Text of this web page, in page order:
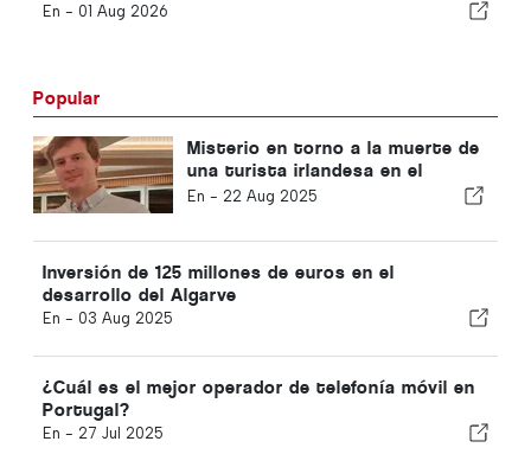
En - 01 Aug 2026
Popular
Misterio en torno a la muerte de
una turista irlandesa en el
Algarve
En - 22 Aug 2025
Inversión de 125 millones de euros en el
desarrollo del Algarve
En - 03 Aug 2025
¿Cuál es el mejor operador de telefonía móvil en
Portugal?
En - 27 Jul 2025